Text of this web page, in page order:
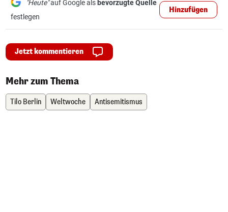
"Heute"auf Google als bevorzugte Quelle
festlegen
Hinzufügen
Jetzt kommentieren
Mehr zum Thema
Tilo Berlin Weltwoche Antisemitismus